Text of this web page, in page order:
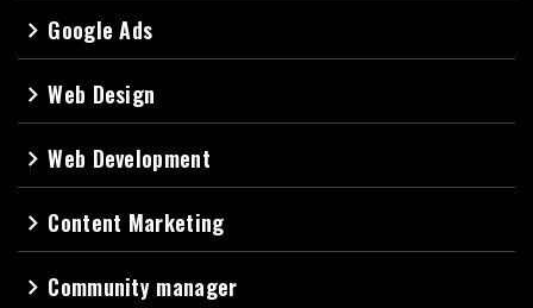
navigate_next Google Ads
navigate_nextWeb Design
navigate_nextWeb Development
navigate_next Content Marketing
navigate_next Community manager